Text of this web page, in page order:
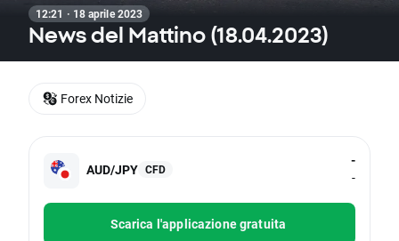
12:21 · 18 aprile 2023
News del Mattino (18.04.2023)
AUD/JPY CFD
-
-
Scarica l'applicazione gratuita
Forex Notizie